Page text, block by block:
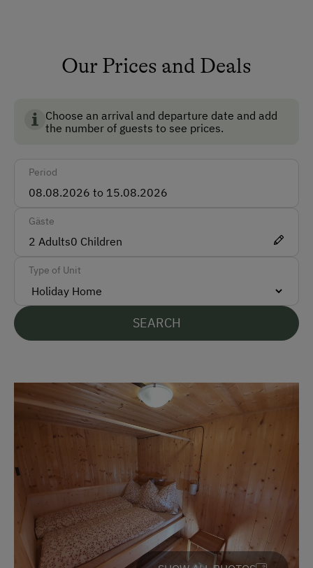
Bank Transfer
German
Parking
Free Parking
Accommodation
Traditional Mountain Cabin
Holiday Home on a Mountain Farm
At the Property
Garden / Meadow
Amenities for Children
Children Welcome
Our Prices and Deals
Choose an arrival and departure date and add
the number of guests to see prices.
Period
Gäste
2 Adults0 Children
Type of Unit
SEARCH